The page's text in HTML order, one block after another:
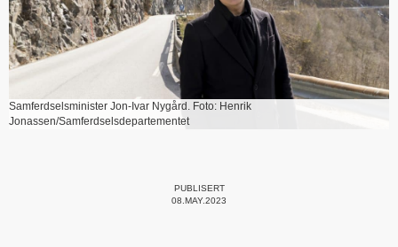
Samferdselsminister Jon-Ivar Nygård. Foto: Henrik
Jonassen/Samferdselsdepartementet
PUBLISERT
08.MAY.2023